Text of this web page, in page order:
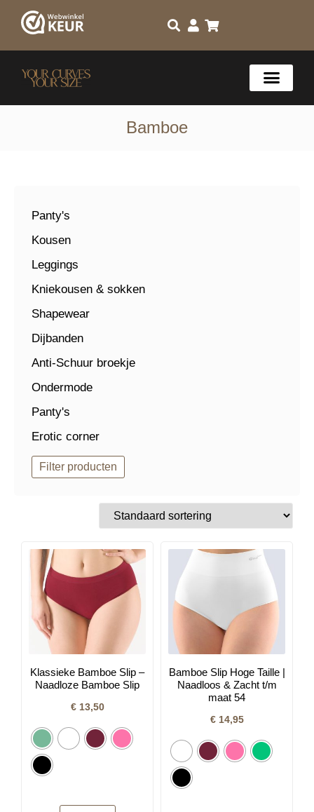
Bamboe
Panty's
Kousen
Leggings
Kniekousen & sokken
Shapewear
Dijbanden
Anti-Schuur broekje
Ondermode
Panty's
Erotic corner
Filter producten
Klassieke Bamboe Slip –
Naadloze Bamboe Slip
€13,50
Bamboe Slip Hoge Taille |
Naadloos & Zacht t/m
maat 54
€14,95